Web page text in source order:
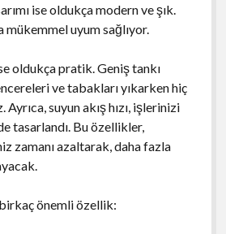
ise oldukça modern ve şık.
uyum sağlıyor.
oldukça pratik. Geniş tankı
ve tabakları yıkarken hiç
Ayrıca, suyun akış hızı, işlerinizi
tasarlandı. Bu özellikler,
zamanı azaltarak, daha fazla
önemli özellik: